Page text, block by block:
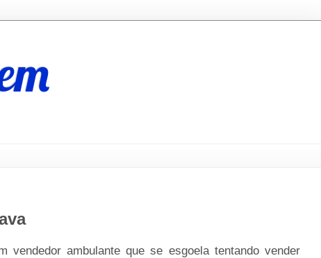
vendedor ambulante que se esgoela tentando vender